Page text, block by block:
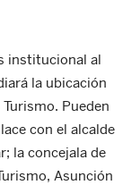
institucional al
la ubicación
Pueden
con el alcalde
la concejala de
Asunción